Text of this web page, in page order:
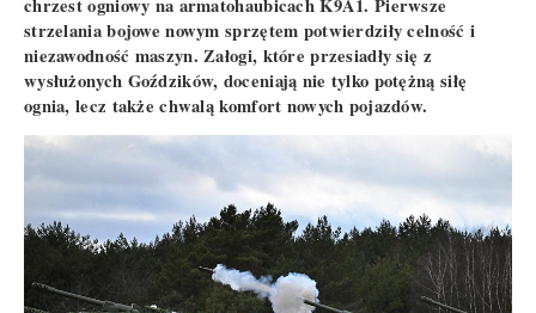
strzelania bojowe nowym sprzętem potwierdziły celność i
niezawodność maszyn. Załogi, które przesiadły się z
wysłużonych Goździków, doceniają nie tylko potężną siłę
ognia, lecz także chwalą komfort nowych pojazdów.